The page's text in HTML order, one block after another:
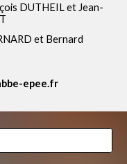
DUTHEIL et Jean-
et Bernard
epee.fr